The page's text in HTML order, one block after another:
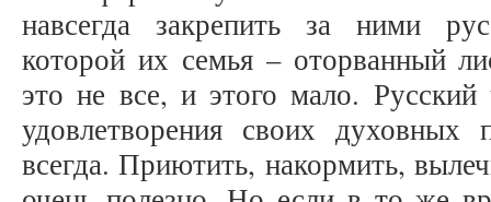
навсегда закрепить за ними
которой их семья – оторванный
это не все, и этого мало.
удовлетворения своих духовных
всегда. Приютить, накормить,